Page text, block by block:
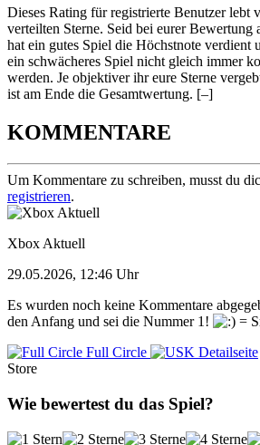
Dieses Rating für registrierte Benutzer lebt
verteilten Sterne. Seid bei eurer Bewertung
hat ein gutes Spiel die Höchstnote verdient
ein schwächeres Spiel nicht gleich immer
werden. Je objektiver ihr eure Sterne
ist am Ende die Gesamtwertung. [–]
KOMMENTARE
Um Kommentare zu schreiben, musst du
registrieren.
Xbox Aktuell
29.05.2026, 12:46 Uhr
Es wurden noch keine Kommentare
den Anfang und sei die Nummer 1!
Full Circle
Detailseite
Store
Wie bewertest du das Spiel?